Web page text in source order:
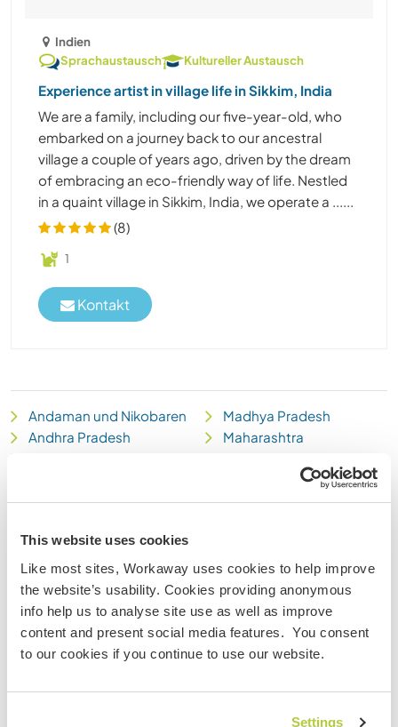
This website uses cookies
Like most sites, Workaway uses cookies to help improve
the website’s usability. Cookies providing anonymous
info help us to analyse site use as well as improve
content and present social media features. You consent
to our cookies if you continue to use our website.
Settings
Indien
Sprachaustausch
Kultureller Austausch
Experience artist in village life in Sikkim, India
We are a family, including our five-year-old, who
embarked on a journey back to our ancestral
village a couple of years ago, driven by the dream
of embracing an eco-friendly way of life. Nestled
in a quaint village in Sikkim, India, we operate a ......
(8)
1
Kontakt
Andaman und Nikobaren
Andhra Pradesh
Bihar
Chhattisgarh
Dadra und Nagar Haveli
Daman und Diu
Goa
Gujarat
Haryana
Jammu und Kaschmir
Madhya Pradesh
Maharashtra
Mizoram
Orissa
Puducherry
Punjab
Rajasthan
Sikkim
Tripura
Uttar Pradesh